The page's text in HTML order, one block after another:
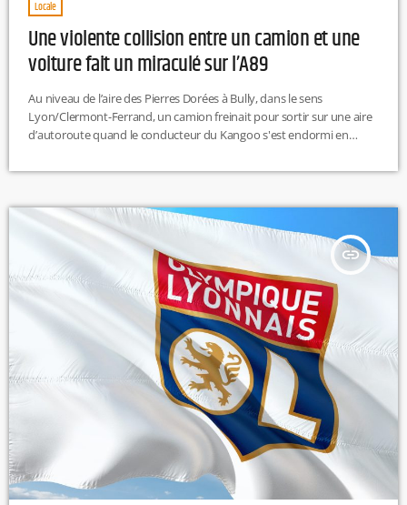
Locale
Une violente collision entre un camion et une
voiture fait un miraculé sur l’A89
Au niveau de l’aire des Pierres Dorées à Bully, dans le sens
Lyon/Clermont-Ferrand, un camion freinait pour sortir sur une aire
d’autoroute quand le conducteur du Kangoo s'est endormi en
produit à plus de 100km/h et a été extrêmement violent.Un jeune
survenu sur l’A89, au niveau de la commune […]
insert_link